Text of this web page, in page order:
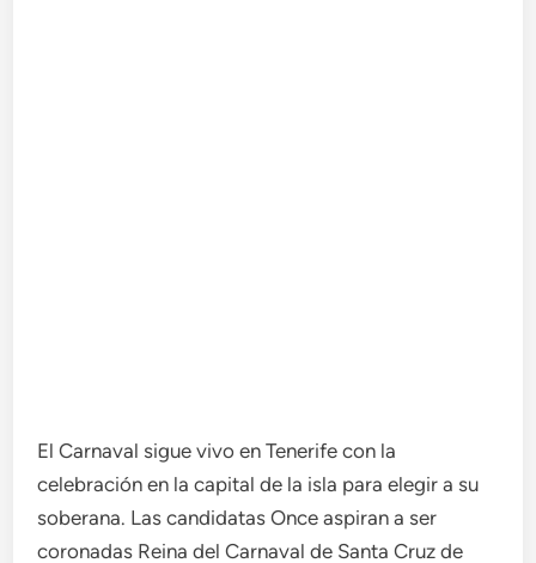
El Carnaval sigue vivo en Tenerife con la
celebración en la capital de la isla para elegir a su
soberana. Las candidatas Once aspiran a ser
coronadas Reina del Carnaval de Santa Cruz de